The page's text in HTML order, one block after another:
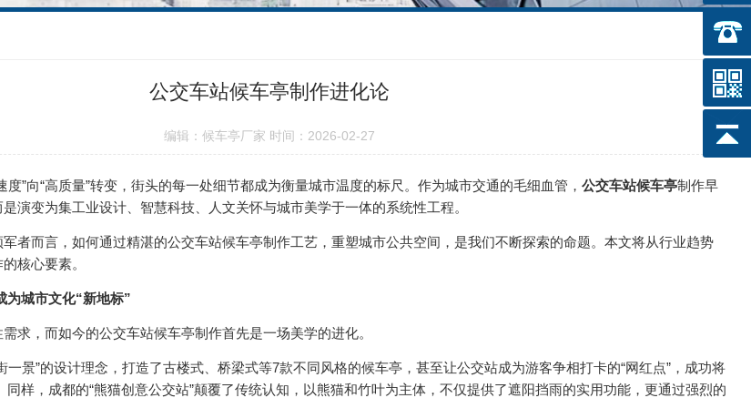
公交车站候车亭制作进化论
编辑：候车亭厂家 时间：2026-02-27
向“高质量”转变，街头的每一处细节都成为衡量城市温度的标尺。作为城市交通的毛细血管， 公交车站候车亭制作早
演变为集工业设计、智慧科技、人文关怀与城市美学于一体的系统性工程。
而言，如何通过精湛的公交车站候车亭制作工艺，重塑城市公共空间，是我们不断探索的命题。本文将从行业趋势
核心要素。
为城市文化“新地标”
，而如今的公交车站候车亭制作首先是一场美学的进化。
”的设计理念，打造了古楼式、桥梁式等7款不同风格的候车亭，甚至让公交站成为游客争相打卡的“网红点”，成功将
同样，成都的“熊猫创意公交站”颠覆了传统认知，以熊猫和竹叶为主体，不仅提供了遮阳挡雨的实用功能，更通过强烈的